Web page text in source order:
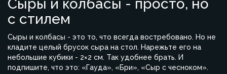
Сыры и колбасы - просто, но
с стилем
Сыры и колбасы - это то, что всегда востребовано. Но не
кладите целый брусок сыра на стол. Нарежьте его на
небольшие кубики - 2×2 см. Так удобнее брать. И
подпишите, что это: «Гауда», «Бри», «Сыр с чесноком».